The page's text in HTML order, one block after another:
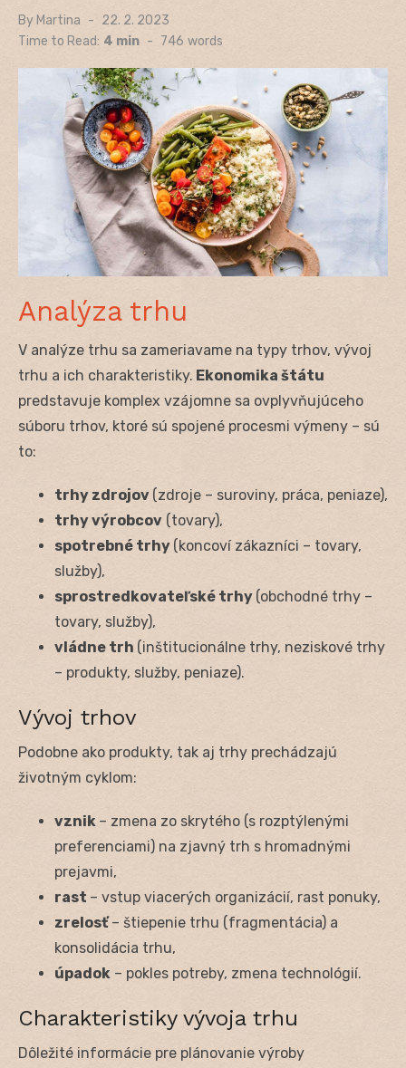
By Martina
Posted
on
22. 2. 2023
Time to Read: 4 min - 746 words
Analýza trhu
V analýze trhu sa zameriavame na typy trhov, vývoj
trhu a ich charakteristiky. Ekonomika štátu
predstavuje komplex vzájomne sa ovplyvňujúceho
súboru trhov, ktoré sú spojené procesmi výmeny – sú
to:
trhy zdrojov (zdroje – suroviny, práca, peniaze),
trhy výrobcov (tovary),
spotrebné trhy (koncoví zákazníci – tovary,
služby),
sprostredkovateľské trhy (obchodné trhy –
tovary, služby),
vládne trh (inštitucionálne trhy, neziskové trhy
– produkty, služby, peniaze).
Vývoj trhov
Podobne ako produkty, tak aj trhy prechádzajú
životným cyklom:
vznik – zmena zo skrytého (s rozptýlenými
preferenciami) na zjavný trh s hromadnými
prejavmi,
rast – vstup viacerých organizácií, rast ponuky,
zrelosť– štiepenie trhu (fragmentácia) a
konsolidácia trhu,
úpadok – pokles potreby, zmena technológií.
Charakteristiky vývoja trhu
Dôležité informácie pre plánovanie výroby